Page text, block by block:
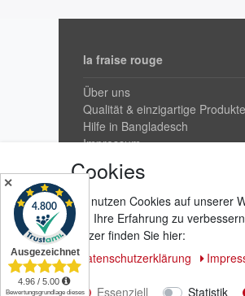
la fraise rouge
Über uns
Qualität & einzigartige Produkte
Hilfe in Bangladesch
Impressum
✕ Cookies
Wir nutzen Cookies auf unserer
und Ihre Erfahrung zu
Nutzer finden Sie hier:
Daten­schutz­erklärung
Essenziell Statistik